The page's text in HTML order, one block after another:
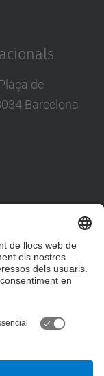
de
Barcelona